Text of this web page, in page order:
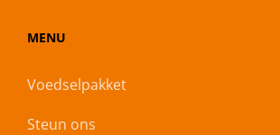
MENU
Voedselpakket
Steun ons